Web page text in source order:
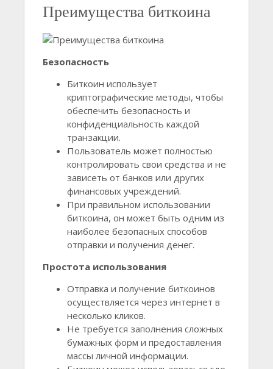
Преимущества биткоина
Безопасность
Биткоин использует
криптографические методы, чтобы
обеспечить безопасность и
конфиденциальность каждой
транзакции.
Пользователь может полностью
контролировать свои средства и не
зависеть от банков или других
финансовых учреждений.
При правильном использовании
биткоина, он может быть одним из
наиболее безопасных способов
отправки и получения денег.
Простота использования
Отправка и получение биткоинов
осуществляется через интернет в
несколько кликов.
Не требуется заполнения сложных
бумажных форм и предоставления
массы личной информации.